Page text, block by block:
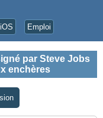
Emploi
par Steve Jobs
enchères